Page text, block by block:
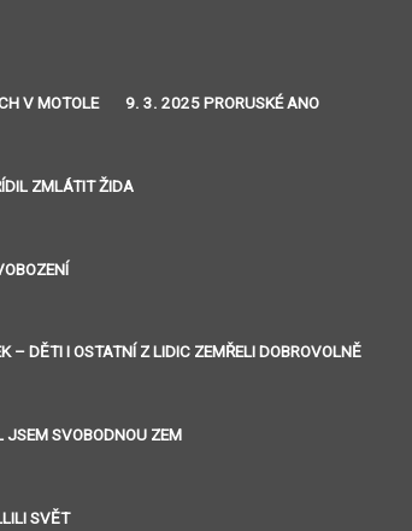
V MOTOLE 9. 3. 2025 PRORUSKÉ ANO
ZMLÁTIT ŽIDA
DĚTI I OSTATNÍ Z LIDIC ZEMŘELI DOBROVOLNĚ
SVOBODNOU ZEM
SVĚT